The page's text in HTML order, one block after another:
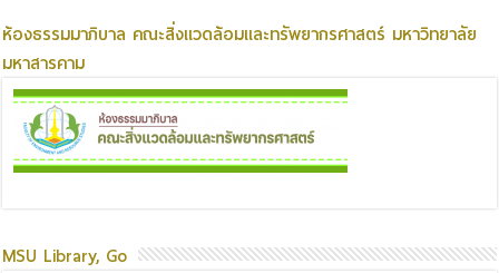
ห้องธรรมมาภิบาล คณะสิ่งแวดล้อมและทรัพยากรศาสตร์ มหาวิทยาลัย
มหาสารคาม
MSU Library, Go